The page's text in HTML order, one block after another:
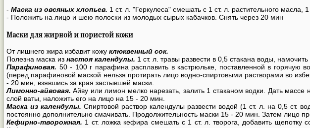
- Маска из овсяных хлопьев. 1 ст. л. "Геркулеса" смешать с 1 ст. л. растительного
- Положить на лицо и шею полоски из молодых сырых кабачков. Снять через 20 мин
Маски для жирной и пористой кожи
От лишнего жира избавит кожу клюквенный сок.
Полезна маска из настоя календулы. 1 ст. л. травы развести в 0,5 стакана воды,
Парафиновая. 50 - 100 г парафина расплавить в кастрюльке, поставленной в
(перед парафиновой маской нельзя протирать лицо водно-спиртовыми растворами во
- 20 мин, взявшись за края застывшей маски.
Лимонно-айвовая. Айву или лимон мелко нарезать, залить 1 стаканом водки. Дать
слой ваты, наложить его на лицо на 15 - 20 мин.
Маска из календулы. Спиртовой раствор календулы развести водой (1 ст. л. на 0,5 ст.
постоянно дополнительно смачивать. Продолжительность маски 15 - 20 мин. Затем лицо
Кефирно-творожная. 1 ст. ложка кефира смешать с 1 ст. л. творога, добавить